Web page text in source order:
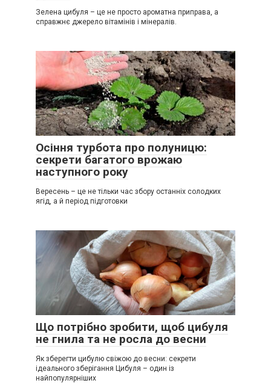
Зелена цибуля – це не просто ароматна приправа, а
справжнє джерело вітамінів і мінералів.
Осіння турбота про полуницю:
секрети багатого врожаю
наступного року
Вересень – це не тільки час збору останніх солодких
ягід, а й період підготовки
Що потрібно зробити, щоб цибуля
не гнила та не росла до весни
Як зберегти цибулю свіжою до весни: секрети
ідеального зберігання Цибуля – один із
найпопулярніших